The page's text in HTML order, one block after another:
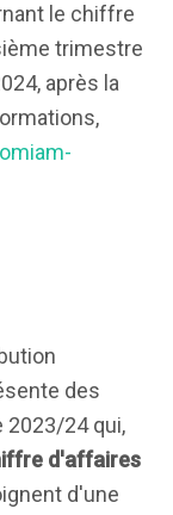
le chiffre
trimestre
après la
des
24 qui,
d'affaires
d'une